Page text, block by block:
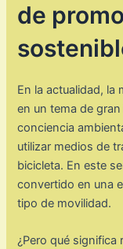
de
En la actualidad, la
en un tema de
conciencia
utilizar medios de
bicicleta. En este
convertido en una
tipo de movilidad.
¿Pero qué significa